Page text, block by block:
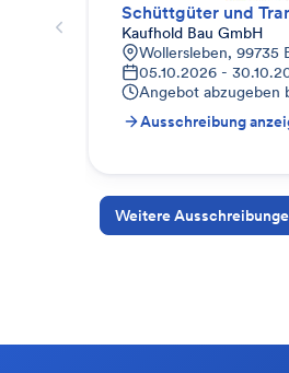
Schüttgüter und
Kaufhold Bau GmbH
Wollersleben, 99735
05.10.2026 -
Angebot abzugeben
Ausschreibung
Weitere